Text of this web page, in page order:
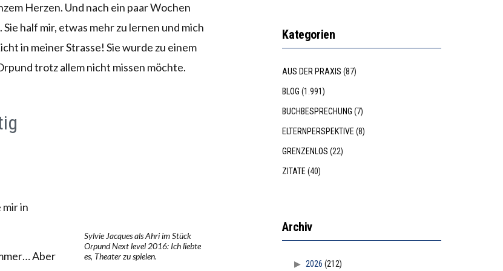
Herzen. Und nach ein paar Wochen
half mir, etwas mehr zu lernen und mich
in meiner Strasse! Sie wurde zu einem
trotz allem nicht missen möchte.
Sylvie Jacques als Ahri im Stück
Orpund Next level 2016: Ich liebte
es, Theater zu spielen.
in
Aber
Kategorien
AUS DER PRAXIS (87)
BLOG (1.991)
BUCHBESPRECHUNG (7)
ELTERNPERSPEKTIVE(8)
GRENZENLOS (22)
ZITATE(40)
Archiv
2026 (212)